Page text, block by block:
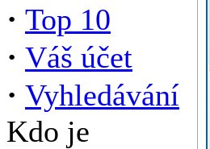
· Top 10
· Váš účet
· Vyhledávání
Kdo je